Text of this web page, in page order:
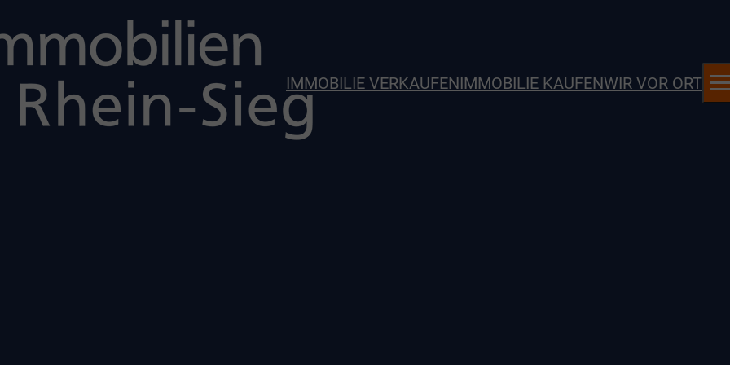
IMMOBILIE VERKAUFENIMMOBILIE KAUFENWIR VOR ORT